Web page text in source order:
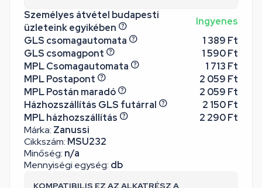
Márka: Zanussi
Cikkszám: MSU232
Minőség: n/a
Mennyiségi egység: db
Személyes átvétel budapesti
üzleteink egyikében
Ingyenes
GLS csomagautomata
1 389 Ft
GLS csomagpont
1 590 Ft
MPL Csomagautomata
1 713 Ft
MPL Postapont
2 059 Ft
MPL Postán maradó
2 059 Ft
Házhozszállítás GLS futárral
2 150 Ft
MPL házhozszállítás
2 290 Ft
KOMPATIBILIS EZ AZ ALKATRÉSZ A